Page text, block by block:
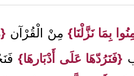
بِمَا نَزَّلْنَا} مِنْ الْقُرْآن
{فَنَرُدّهَا عَلَى أَدْبَارهَا}